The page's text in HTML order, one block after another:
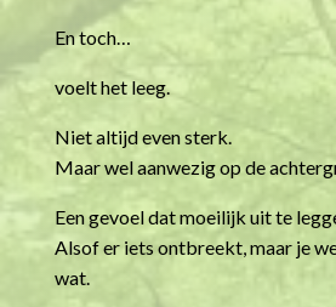
En toch…
voelt het leeg.
Niet altijd even sterk.
Maar wel aanwezig op de
Een gevoel dat moeilijk uit te
Alsof er iets ontbreekt, maar je
wat.